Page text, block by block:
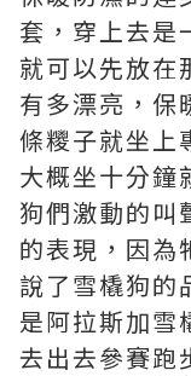
套，穿上去是
就可以先放在
有多漂亮，保
條糭子就坐上
大概坐十分鐘
狗們激動的叫
的表現，因為
說了雪橇狗的
是阿拉斯加雪
去出去參賽跑